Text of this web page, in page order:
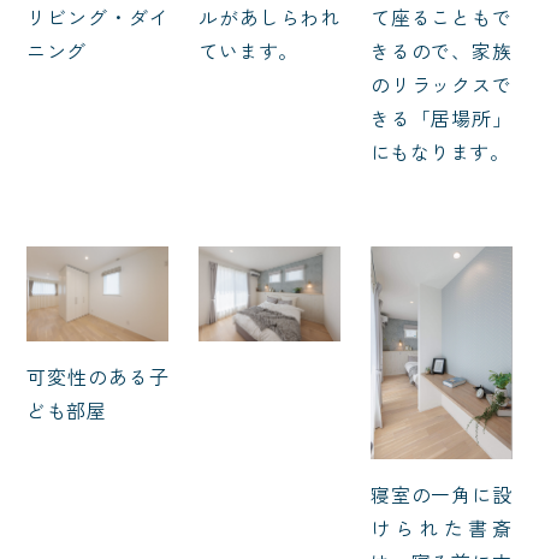
リビング・ダイ
ニング
ルがあしらわれ
ています。
て座ることもで
きるので、家族
のリラックスで
きる「居場所」
にもなります。
可変性のある子
ども部屋
寝室の一角に設
けられた書斎